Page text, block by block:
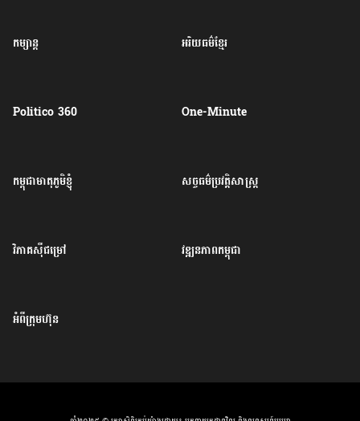
កម្សាន្ត អរិយធម៌ខ្មែរ
Politico 360 One-Minute
កម្ពុជាមាតុភូមិខ្ញុំ សច្ចធម៌ប្រវត្តិសាស្ត្រ
វិភាគសុីជម្រៅ វឌ្ឍនភាពកម្ពុជា
អំពីក្រុមហ៊ុន